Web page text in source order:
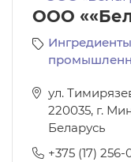
ООО
ул.
220035, г.
Беларусь
+375 (17) 256-